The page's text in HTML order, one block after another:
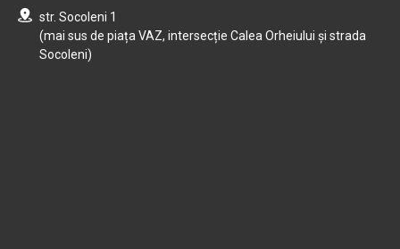
str. Socoleni 1
(mai sus de piața VAZ, intersecție Calea Orheiului și strada
Socoleni)